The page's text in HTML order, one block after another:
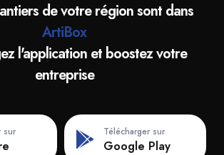
de votre région sont dans
ArtiBox
l'application et boostez votre
entreprise
sur Télécharger sur
Google Play